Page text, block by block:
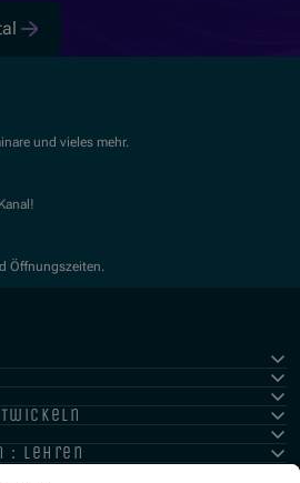
und vieles mehr.
neuem Fenster)
Öffnungszeiten.
: lehren
: international